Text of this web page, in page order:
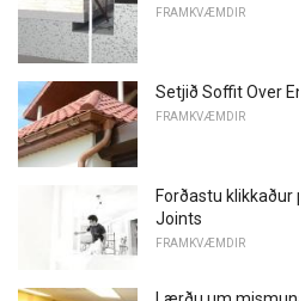
FRAMKVÆMDIR
Setjið Soffit Over
FRAMKVÆMDIR
Forðastu
Joints
FRAMKVÆMDIR